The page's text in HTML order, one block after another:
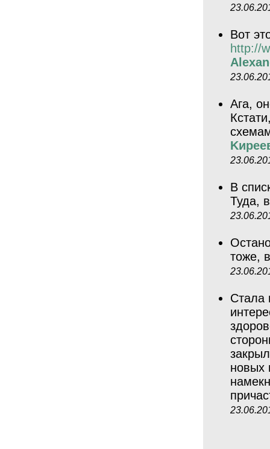
Вот
http://
Ага,
В
Туда,
тоже,
Стала
новых